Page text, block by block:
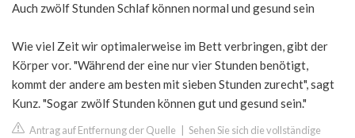
Auch zwölf Stunden Schlaf können normal und gesund sein
Wie viel Zeit wir optimalerweise im Bett verbringen, gibt der
Körper vor. "Während der eine nur vier Stunden benötigt,
kommt der andere am besten mit sieben Stunden zurecht", sagt
Kunz. "Sogar zwölf Stunden können gut und gesund sein."
Antrag auf Entfernung der Quelle Sehen Sie sich die vollständige